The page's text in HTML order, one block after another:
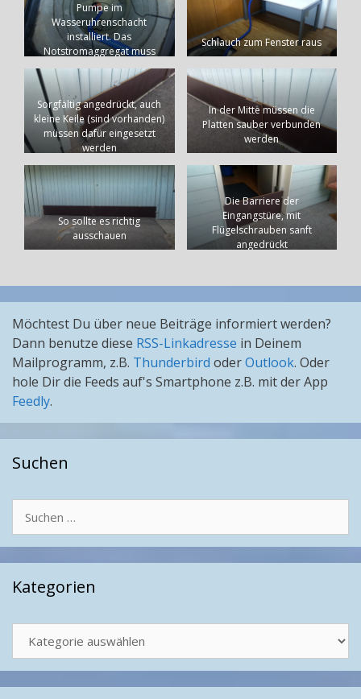
Pumpe im
Wasseruhrenschacht
installiert. Das
Notstromaggregat muss
betriebsbereit sein!
Schlauch zum Fenster raus
Sorgfältig angedrückt, auch
kleine Keile (sind vorhanden)
müssen dafür eingesetzt
werden
In der Mitte müssen die
Platten sauber verbunden
werden
So sollte es richtig
ausschauen
Die Barriere der
Eingangstüre, mit
Flügelschrauben sanft
angedrückt
Möchtest Du über neue Beiträge informiert werden?
Dann benutze diese RSS-Linkadresse in Deinem
Mailprogramm, z.B. Thunderbird oderOutlook. Oder
hole Dir die Feeds auf's Smartphone z.B. mit der App
Feedly.
Suchen
nach:
Kategorien